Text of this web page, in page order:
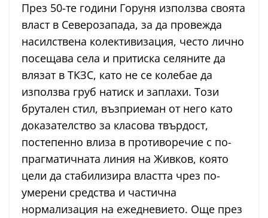
През 50-те години Горуня използва своята
власт в Северозапада, за да провежда
насилствена колективизация, често лично
посещава села и притиска селяните да
влязат в ТКЗС, като не се колебае да
използва груб натиск и заплахи. Този
брутален стил, възприеман от него като
доказателство за класова твърдост,
постепенно влиза в противоречие с по-
прагматичната линия на Живков, която
цели да стабилизира властта чрез по-
умерени средства и частична
нормализация на ежедневието. Още през